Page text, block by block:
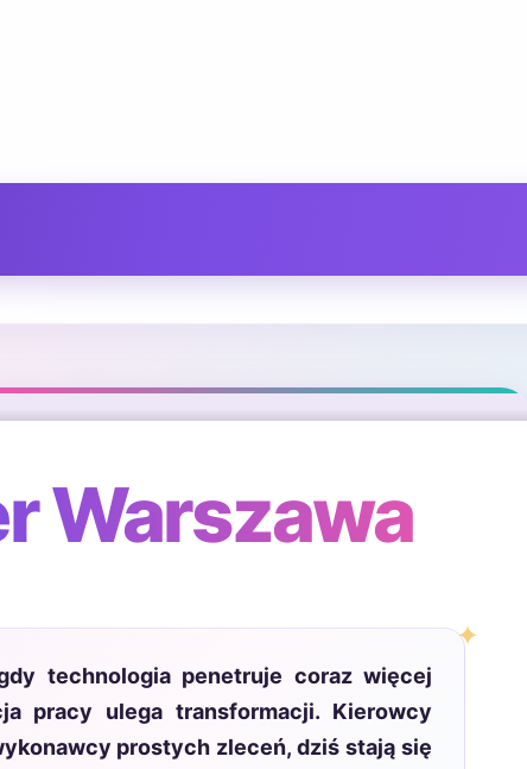
Warszawa
technologia penetruje coraz więcej
pracy ulega transformacji. Kierowcy
prostych zleceń, dziś stają się